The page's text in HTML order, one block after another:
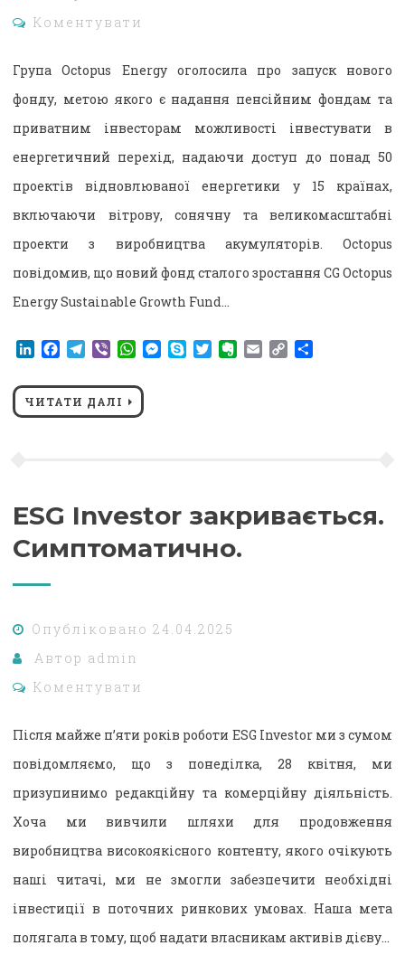
Коментувати
Група Octopus Energy оголосила про запуск нового
фонду, метою якого є надання пенсійним фондам та
приватним інвесторам можливості інвестувати в
енергетичний перехід, надаючи доступ до понад 50
проектів відновлюваної енергетики у 15 країнах,
включаючи вітрову, сонячну та великомасштабні
проекти з виробництва акумуляторів. Octopus
повідомив, що новий фонд сталого зростання CG Octopus
Energy Sustainable Growth Fund…
LinkedIn
Facebook
Telegram
ViberWhatsApp
Messenger
SkypeTwitterEvernote
EmailCopy
ЧИТАТИ ДАЛІ
ESG Investor закривається.
Симптоматично.
Опубліковано 24.04.2025
Автор admin
Коментувати
Після майже п’яти років роботи ESG Investor ми з сумом
повідомляємо, що з понеділка, 28 квітня, ми
призупинимо редакційну та комерційну діяльність.
Хоча ми вивчили шляхи для продовження
виробництва високоякісного контенту, якого очікують
наші читачі, ми не змогли забезпечити необхідні
інвестиції в поточних ринкових умовах. Наша мета
полягала в тому, щоб надати власникам активів дієву…